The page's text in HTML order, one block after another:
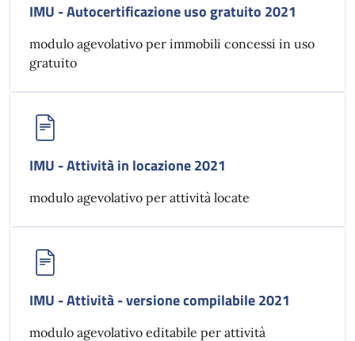
IMU - Autocertificazione uso gratuito 2021
modulo agevolativo per immobili concessi in uso
gratuito
IMU - Attività in locazione 2021
modulo agevolativo per attività locate
IMU - Attività - versione compilabile 2021
modulo agevolativo editabile per attività